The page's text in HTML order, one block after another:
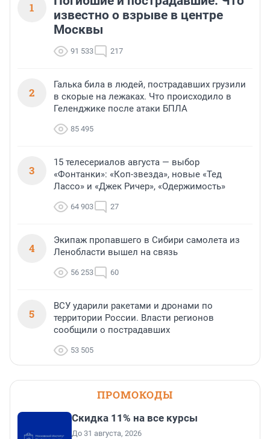
1
известно о взрыве в центре
Москвы
91 533 217
2
Галька била в людей, пострадавших грузили
в скорые на лежаках. Что происходило в
Геленджике после атаки БПЛА
85 495
3
15 телесериалов августа — выбор
«Фонтанки»: «Коп-звезда», новые «Тед
Лассо» и «Джек Ричер», «Одержимость»
64 903 27
4
Экипаж пропавшего в Сибири самолета из
Ленобласти вышел на связь
56 253 60
5
ВСУ ударили ракетами и дронами по
территории России. Власти регионов
сообщили о пострадавших
53 505
ПРОМОКОДЫ
Скидка 11% на все курсы
До 31 августа, 2026